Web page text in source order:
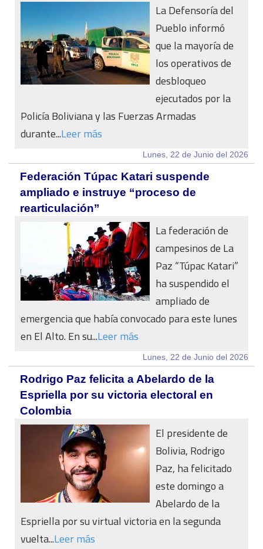
La Defensoría del
Pueblo informó
que la mayoría de
los operativos de
desbloqueo
ejecutados por la
Policía Boliviana y las Fuerzas Armadas
durante...Leer más
Lunes, 22 de Junio del 2026
Federación Túpac Katari suspende
ampliado e instruye “proceso de
rearticulación”
La federación de
campesinos de La
Paz “Túpac Katari”
ha suspendido el
ampliado de
emergencia que había convocado para este lunes
en El Alto. En su...Leer más
Lunes, 22 de Junio del 2026
Rodrigo Paz felicita a Abelardo de la
Espriella por su victoria electoral en
Colombia
El presidente de
Bolivia, Rodrigo
Paz, ha felicitado
este domingo a
Abelardo de la
Espriella por su virtual victoria en la segunda
vuelta...Leer más